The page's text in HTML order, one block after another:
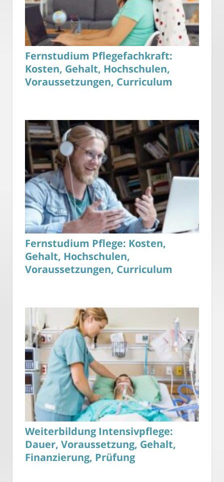
Fernstudium Pflegefachkraft:
Kosten, Gehalt, Hochschulen,
Voraussetzungen, Curriculum
Fernstudium Pflege: Kosten,
Gehalt, Hochschulen,
Voraussetzungen, Curriculum
Weiterbildung Intensivpflege:
Dauer, Voraussetzung, Gehalt,
Finanzierung, Prüfung